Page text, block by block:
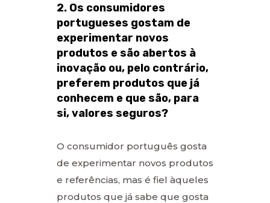
2. Os consumidores
portugueses gostam de
experimentar novos
produtos e são abertos à
inovação ou, pelo contrário,
preferem produtos que já
conhecem e que são, para
si, valores seguros?
O consumidor português gosta
de experimentar novos produtos
e referências, mas é fiel àqueles
produtos que já sabe que gosta